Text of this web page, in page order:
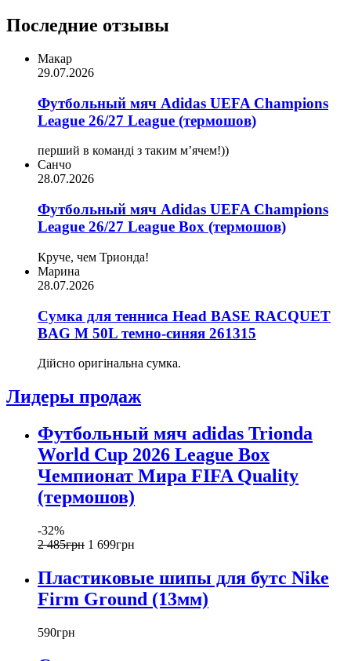
Последние отзывы
Макар
29.07.2026
Футбольный мяч Adidas UEFA Champions
League 26/27 League (термошов)
перший в команді з таким мʼячем!))
Санчо
28.07.2026
Футбольный мяч Adidas UEFA Champions
League 26/27 League Box (термошов)
Круче, чем Трионда!
Марина
28.07.2026
Сумка для тенниса Head BASE RACQUET
BAG M 50L темно-синяя 261315
Дійсно оригінальна сумка.
Лидеры продаж
Футбольный мяч adidas Trionda
World Cup 2026 League Box
Чемпионат Мира FIFA Quality
(термошов)
-32%
2 485грн 1 699грн
Пластиковые шипы для бутс Nike
Firm Ground (13мм)
590грн